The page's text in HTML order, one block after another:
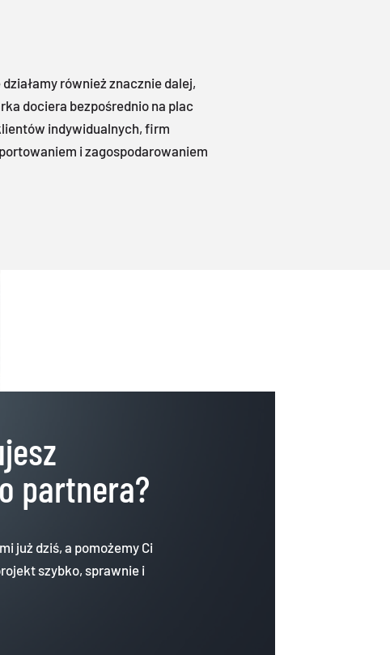
również znacznie dalej,
dociera bezpośrednio na plac
indywidualnych, firm
i zagospodarowaniem
partnera?
już dziś, a pomożemy Ci
szybko, sprawnie i